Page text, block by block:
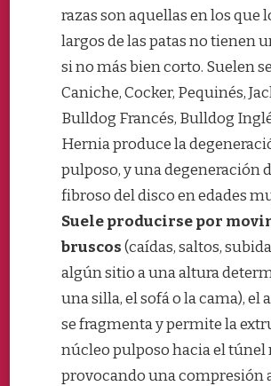
razas son aquellas en los que
largos de las patas no tienen
si no más bien corto. Suelen
Caniche, Cocker, Pequinés,
Bulldog Francés, Bulldog
Hernia produce la
pulposo, y una degeneración
fibroso del disco en edades
Suele producirse por
bruscos(caídas, saltos,
algún sitio a una altura
una silla, el sofá o la cama), el
se fragmenta y permite la
núcleo pulposo hacia el
provocando una compresión